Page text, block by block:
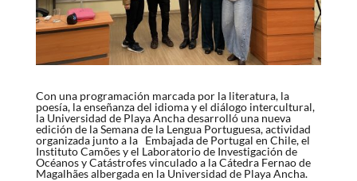
Con una programación marcada por la literatura, la
poesía, la enseñanza del idioma y el diálogo intercultural,
la Universidad de Playa Ancha desarrolló una nueva
edición de la Semana de la Lengua Portuguesa, actividad
organizada junto a la Embajada de Portugal en Chile, el
Instituto Camões y el Laboratorio de Investigación de
Océanos y Catástrofes vinculado a la Cátedra Fernao de
Magalhães albergada en la Universidad de Playa Ancha.